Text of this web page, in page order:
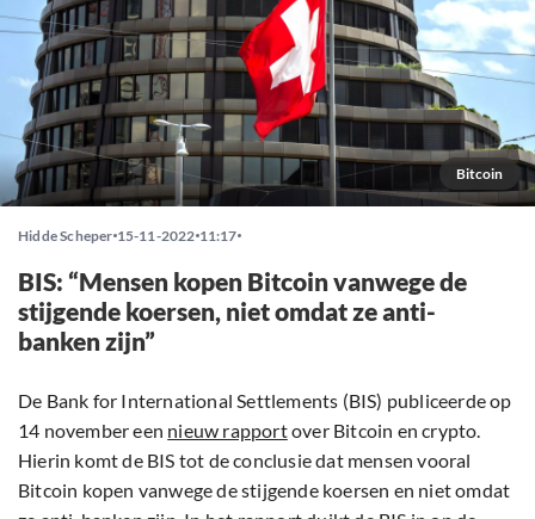
Bitcoin
Hidde Scheper 15-11-2022 11:17
BIS: “Mensen kopen Bitcoin vanwege de
stijgende koersen, niet omdat ze anti-
banken zijn”
De Bank for International Settlements (BIS) publiceerde op
14 november een nieuw rapportover Bitcoin en crypto.
Hierin komt de BIS tot de conclusie dat mensen vooral
Bitcoin kopen vanwege de stijgende koersen en niet omdat